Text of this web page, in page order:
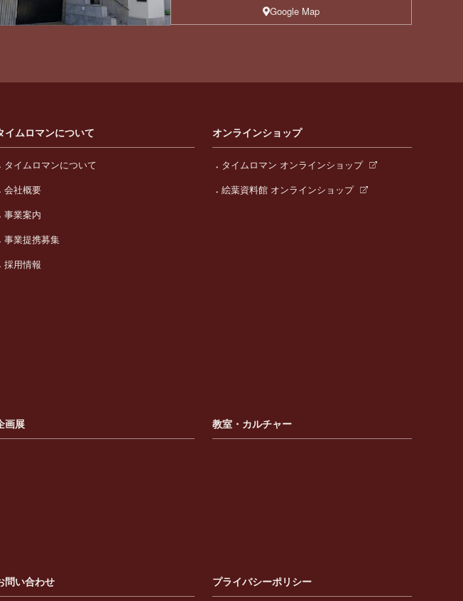
Google Map
イムロマンについて
タイムロマンについて
会社概要
事業案内
事業提携募集
採用情報
オンラインショップ
タイムロマン オンラインショップ
絵葉資料館 オンラインショップ
画展 教室・カルチャー
問い合わせ プライバシーポリシー